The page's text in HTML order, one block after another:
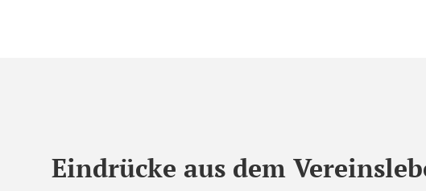
Eindrücke aus dem